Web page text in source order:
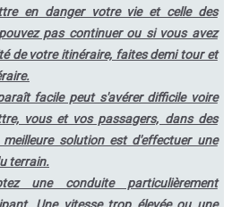
en danger votre vie et celle des
pas continuer ou si vous avez
de votre itinéraire, faites demi tour et
facile peut s'avérer difficile voire
vous et vos passagers, dans des
solution est d'effectuer une
terrain.
une conduite particulièrement